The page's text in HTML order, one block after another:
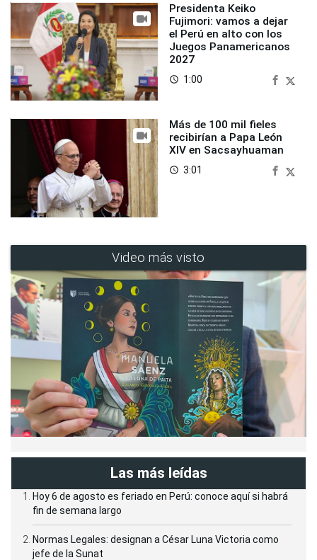
Presidenta Keiko
Fujimori: vamos a dejar
el Perú en alto con los
Juegos Panamericanos
2027
access_time 1:00
Más de 100 mil fieles
recibirían a Papa León
XIV en Sacsayhuaman
access_time 3:01
Video más visto
Las más leídas
Hoy 6 de agosto es feriado en Perú: conoce aquí si habrá
fin de semana largo
Normas Legales: designan a César Luna Victoria como
jefe de la Sunat